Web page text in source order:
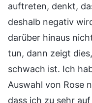
auftreten, denkt,
deshalb negativ
darüber hinaus
tun, dann zeigt
schwach ist. Ich
Auswahl von Rose
dass ich zu sehr